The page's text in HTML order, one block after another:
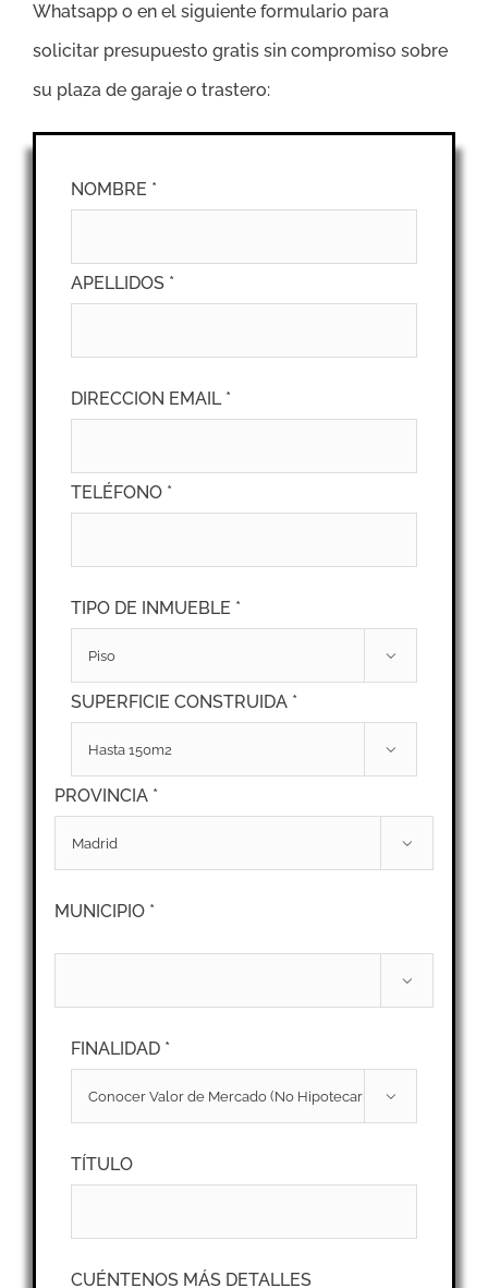
Whatsapp o en el siguiente formulario para
solicitar presupuesto gratis sin compromiso sobre
su plaza de garaje o trastero:
NOMBRE *
APELLIDOS *
DIRECCION EMAIL *
TELÉFONO *
TIPO DE INMUEBLE *

SUPERFICIE CONSTRUIDA *

PROVINCIA *

MUNICIPIO *

FINALIDAD *

TÍTULO
CUÉNTENOS MÁS DETALLES